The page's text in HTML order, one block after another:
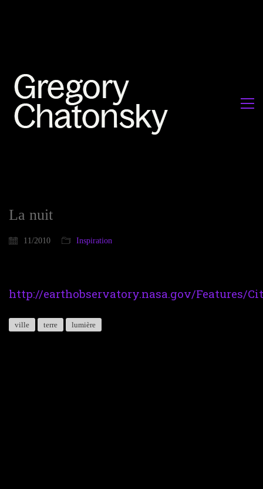
La nuit
11/2010 Inspiration
http://earthobservatory.nasa.gov/Features/
ville terre lumière